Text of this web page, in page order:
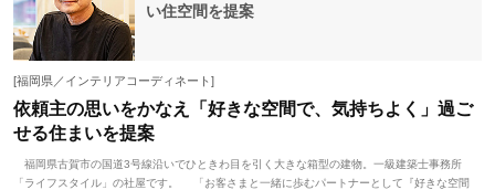
い住空間を提案
[福岡県／インテリアコーディネート]
依頼主の思いをかなえ「好きな空間で、気持ちよく」過ご
せる住まいを提案
福岡県古賀市の国道3号線沿いでひときわ目を引く大きな箱型の建物。一級建築士事務所
「ライフスタイル」の社屋です。 「お客さまと一緒に歩むパートナーとして『好きな空間